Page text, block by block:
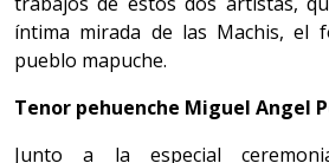
íntima mirada de las Machis, el
pueblo mapuche.
Tenor pehuenche Miguel Angel
Junto a la especial